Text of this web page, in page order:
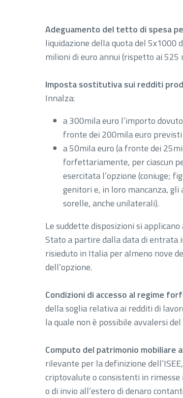
Adeguamento del tetto di spesa
liquidazione della quota del 5x1000
milioni di euro annui (rispetto ai
Imposta sostitutiva sui redditi
Innalza:
a 300mila euro l’importo
fronte dei 200mila euro
a 50mila euro (a fronte dei
forfettariamente, per ciascun
esercitata l’opzione (coniuge;
genitori e, in loro mancanza,
sorelle, anche unilaterali).
Le suddette disposizioni si
Stato a partire dalla data di entrata
risieduto in Italia per almeno nove
dell’opzione.
Condizioni di accesso al regime
della soglia relativa ai redditi di
la quale non è possibile avvalersi
Computo del patrimonio mobiliare
rilevante per la definizione
criptovalute o consistenti in
o di invio all’estero di denaro